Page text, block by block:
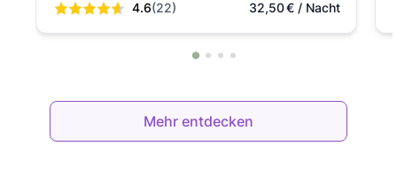
4.6(22)
32,50€/ Nacht
Mehr entdecken